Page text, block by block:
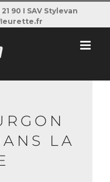
90 I SAV Stylevan
LA